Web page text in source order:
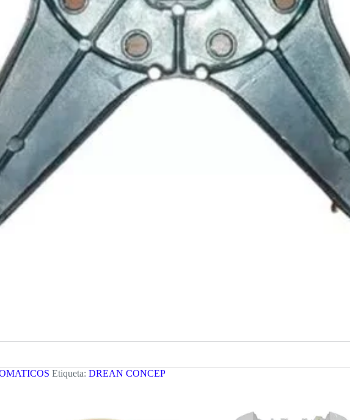
Etiqueta: DREAN CONCEP